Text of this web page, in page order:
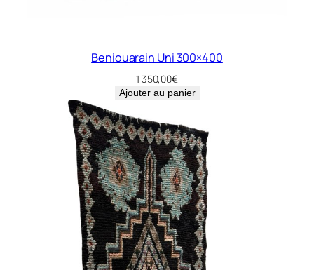
Beniouarain Uni 300×400
1 350,00€
Ajouter au panier